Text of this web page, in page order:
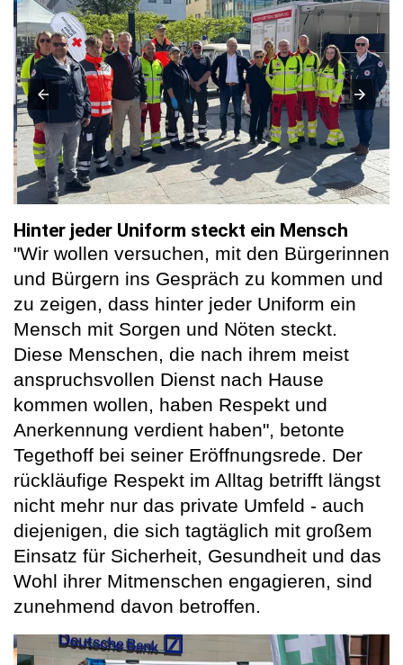
Hinter jeder Uniform steckt ein Mensch
"Wir wollen versuchen, mit den Bürgerinnen
und Bürgern ins Gespräch zu kommen und
zu zeigen, dass hinter jeder Uniform ein
Mensch mit Sorgen und Nöten steckt.
Diese Menschen, die nach ihrem meist
anspruchsvollen Dienst nach Hause
kommen wollen, haben Respekt und
Anerkennung verdient haben", betonte
Tegethoff bei seiner Eröffnungsrede. Der
rückläufige Respekt im Alltag betrifft längst
nicht mehr nur das private Umfeld - auch
diejenigen, die sich tagtäglich mit großem
Einsatz für Sicherheit, Gesundheit und das
Wohl ihrer Mitmenschen engagieren, sind
zunehmend davon betroffen.